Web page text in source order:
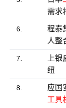
需求
6.
程泰
人整
7.
上
纽
8.
应国
工具